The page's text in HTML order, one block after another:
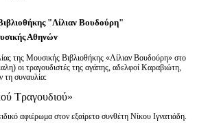
"Λίλιαν Βουδούρη"
Αθηνών
της Μουσικής Βιβλιοθήκης «Λίλιαν Βουδούρη» στο
οι τραγουδιστές της αγάπης, αδελφοί Καραβιώτη,
τη συναυλία:
Τραγουδιού»
αφιέρωμα στον εξαίρετο συνθέτη Νίκου Ιγνατιάδη.